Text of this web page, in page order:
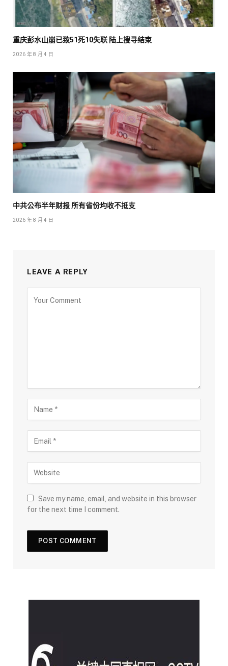
重庆彭水山崩已致51死10失联 陆上搜寻结束
2026 年 8 月 4 日
中共公布半年财报 所有省份均收不抵支
2026 年 8 月 4 日
LEAVE A REPLY
Save my name, email, and website in this browser
for the next time I comment.